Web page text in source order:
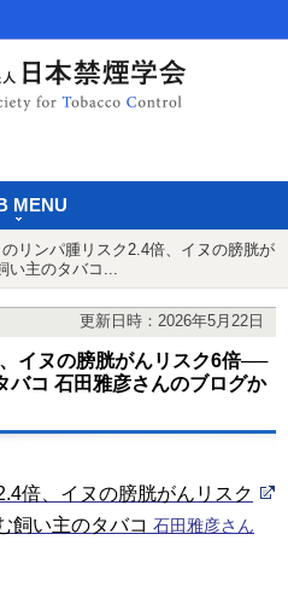
MENU
リンパ腫リスク2.4倍、イヌの膀胱が
い主のタバコ...
更新日時：2026年5月22日
イヌの膀胱がんリスク6倍──
バコ 石田雅彦さんのブログか
倍、イヌの膀胱がんリスク
飼い主のタバコ 石田雅彦さん